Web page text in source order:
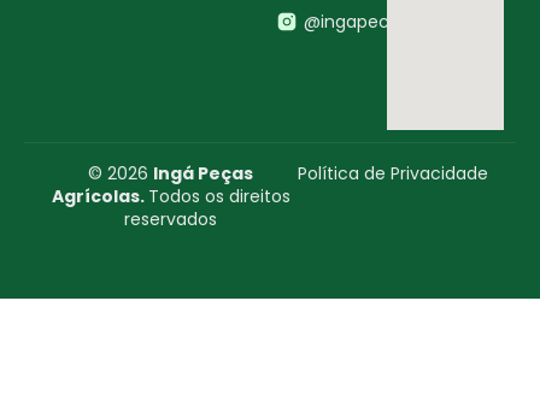
@ingapecasagricolas
© 2026 Ingá Peças
Agrícolas. Todos os direitos
reservados
Política de Privacidade